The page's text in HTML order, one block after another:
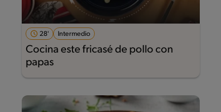
28' Intermedio
Cocina este fricasé de pollo con
papas